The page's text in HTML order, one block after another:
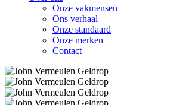
Onze vakmensen
Ons verhaal
Onze standaard
Onze merken
Contact